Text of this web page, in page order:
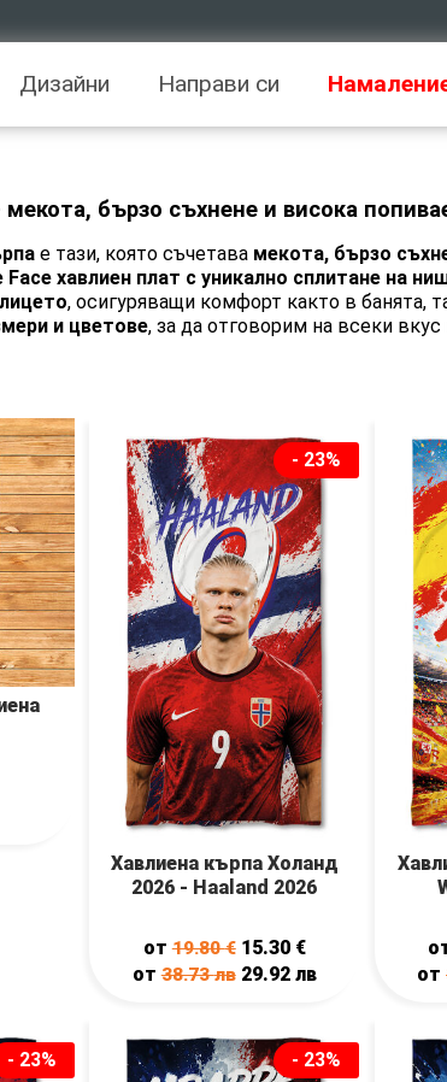
Дизайни Направи си
бързо съхнене и висока
е тази, която съчетава мекота, бързо
Face хавлиен плат с уникално сплитане на
, осигуряващи комфорт както в банята,
и цветове, за да отговорим на всеки
- 23%
Хавлиена кърпа Холанд
2026 - Haaland 2026
от19.80€ 15.30 €
от38.73лв 29.92 лв
от
- 23% - 23%